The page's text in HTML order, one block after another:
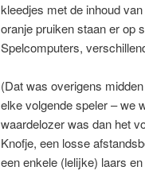
kleedjes met de inhoud
oranje pruiken staan er op
Spelcomputers,
(Dat was overigens
elke volgende speler – we
waardelozer was dan het
Knofje, een losse
een enkele (lelijke) laars